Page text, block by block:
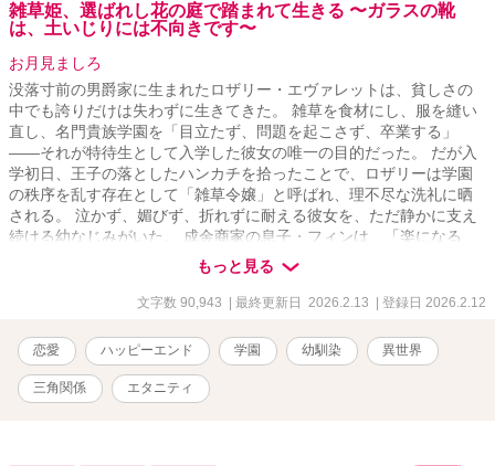
雑草姫、選ばれし花の庭で踏まれて生きる 〜ガラスの靴
は、土いじりには不向きです〜
お月見ましろ
没落寸前の男爵家に生まれたロザリー・エヴァレットは、貧しさの
中でも誇りだけは失わずに生きてきた。 雑草を食材にし、服を縫い
直し、名門貴族学園を「目立たず、問題を起こさず、卒業する」
――それが特待生として入学した彼女の唯一の目的だった。 だが入
学初日、王子の落としたハンカチを拾ったことで、ロザリーは学園
の秩序を乱す存在として「雑草令嬢」と呼ばれ、理不尽な洗礼に晒
される。 泣かず、媚びず、折れずに耐える彼女を、ただ静かに支え
続ける幼なじみがいた。 成金商家の息子・フィンは、「楽になる
道」を決して差し出さず、それでも決して手を離さない。 さらに彼
女の前に現れるのは、飄々とし、軽薄な仮面を被るノア。そして、
王子として雑草を踏みつけることで秩序を守ろうとする、レオンハ
値観と世界を静かに揺るがしていく。 これは、ガラスの靴を履かな
いシンデレラ―― 雑草令嬢が、自分の足で未来を選ぶ物語。
もっと見る
文字数 90,943 | 最終更新日 2026.2.13 | 登録日 2026.2.12
恋愛 ハッピーエンド 学園 幼馴染 異世界
三角関係 エタニティ